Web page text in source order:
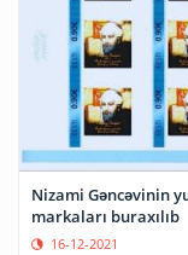
Nizami Gəncəvinin
markaları buraxılıb
16-12-2021